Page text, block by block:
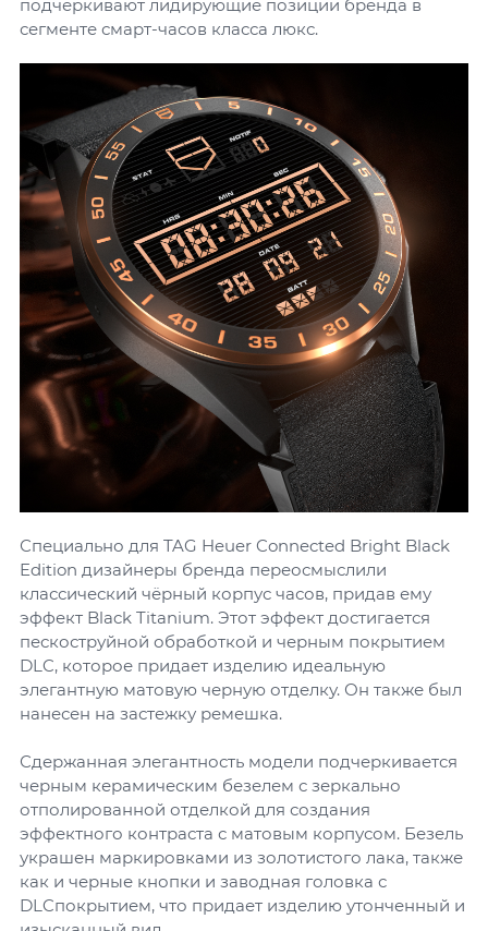
подчеркивают лидирующие позиции бренда в
сегменте смарт-часов класса люкс.
Специально для TAG Heuer Connected Bright Black
Edition дизайнеры бренда переосмыслили
классический чёрный корпус часов, придав ему
эффект Black Titanium. Этот эффект достигается
пескоструйной обработкой и черным покрытием
DLC, которое придает изделию идеальную
элегантную матовую черную отделку. Он также был
нанесен на застежку ремешка.
Сдержанная элегантность модели подчеркивается
черным керамическим безелем с зеркально
отполированной отделкой для создания
эффектного контраста с матовым корпусом. Безель
украшен маркировками из золотистого лака, также
как и черные кнопки и заводная головка с
DLCпокрытием, что придает изделию утонченный и